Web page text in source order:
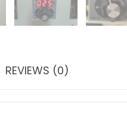
REVIEWS (0)